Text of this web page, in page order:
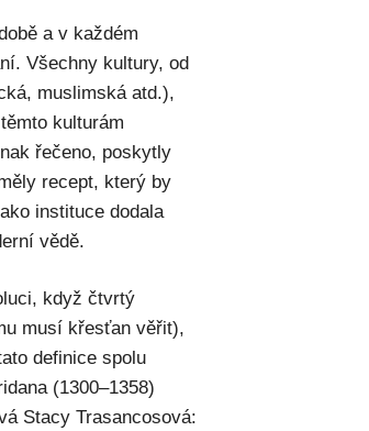
a v každém
Všechny kultury, od
muslimská atd.),
kulturám
řečeno, poskytly
recept, který by
instituce dodala
vědě.
když čtvrtý
musí křesťan věřit),
definice spolu
(1300–1358)
Stacy Trasancosová: